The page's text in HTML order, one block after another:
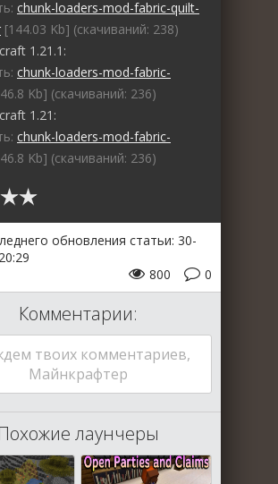
chunk-loaders-mod-fabric-quilt-
[144.03 Kb] (cкачиваний: 238)
1.21.1:
chunk-loaders-mod-fabric-
Kb] (cкачиваний: 236)
1.21:
chunk-loaders-mod-fabric-
Kb] (cкачиваний: 236)
обновления статьи: 30-
0
800
Комментарии:
твоих комментариев,
Майнкрафтер
Похожие лаунчеры